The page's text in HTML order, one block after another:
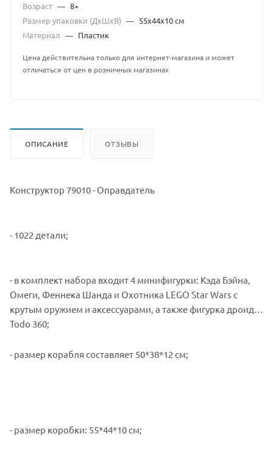
Возраст — 8+
Размер упаковки (ДхШхВ) — 55х44х10 см
Материал — Пластик
Цена действительна только для интернет-магазина и может
отличаться от цен в розничных магазинах
ОПИСАНИЕ ОТЗЫВЫ
Конструктор 79010 - Оправдатель
- 1022 детали;
- в комплект набора входит 4 минифигурки: Кэда Бэйна,
Омеги, Феннека Шанда и Охотника LEGO Star Wars с
крутым оружием и аксессуарами, а также фигурка дроида
Todo 360;
- размер корабля составляет 50*38*12 см;
- размер коробки: 55*44*10 см;